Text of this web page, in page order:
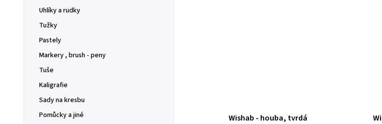
Uhlíky a rudky
Tužky
Pastely
Markery , brush - peny
Tuše
Kaligrafie
Sady na kresbu
Pomůcky a jiné
Wishab - houba, tvrdá